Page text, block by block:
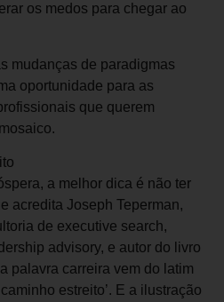
os medos para chegar ao
mudanças de paradigmas
oportunidade para as
que querem
a melhor dica é não ter
acredita Joseph Teperman,
de executive search,
advisory, e autor do livro
palavra carreira vem do latim
estreito’. E a ilustração